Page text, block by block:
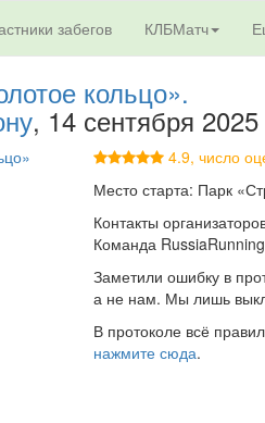
забегов КЛБМатч
кольцо».
, 14 сентября 2025
4.9, число
Место старта: Парк
Контакты
Команда
Заметили ошибку в
а не нам. Мы лишь
В протоколе всё
нажмите сюда.